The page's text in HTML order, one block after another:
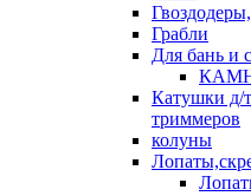
Грабли
Для бань и
Катушки д/
триммеров
колуны